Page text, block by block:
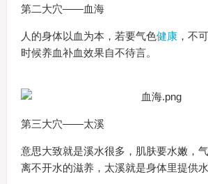
第二大穴——血海
人的身体以血为本，若要气色健康，不
时候养血补血效果自不待言。
第三大穴——太溪
意思大致就是溪水很多，肌肤要水嫩，
离不开水的滋养，太溪就是身体里提供水